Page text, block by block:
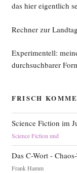
das hier eigentlich
Rechner zur
Experimentell:
durchsuchbarer
FRISCH
Science Fiction im
Science Fiction und
Das C-Wort -
Frank Hamm